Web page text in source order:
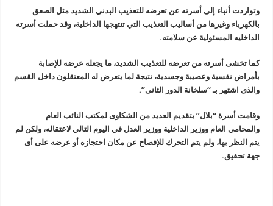
وتواردت أنباء إلى أسرته عن تعرضه للتعذيب البدني الشديد مثل الصعق
بالكهرباء وغيرها من أساليب التعذيب التي تنتهجها الداخلية، وقد حملت أسرته
الداخليه المسئولية عن سلامته.
كما تخشى أسرته من تعرضه للتعذيب الشديد، ما يجعله عرضه للإصابة
بأمراض نفسية وعصيبة وجسدية، نتيجة لما يتعرض له المعتقلون داخل القسم
والذى اشتهر بـ “سلخانة الدور الثانى”.
وقامت أسرة “بلال” بتقديم العديد من الشكاوى لمكتب النائب العام
والمحامي العام ووزير الداخلية ووزير العدل في اليوم التالي لاعتقاله، ولكن لم
يتم النظر بها، ولم يتم التحرك للإفصاح عن مكان احتجازه أو عرضه على أى
جهة تحقيق.